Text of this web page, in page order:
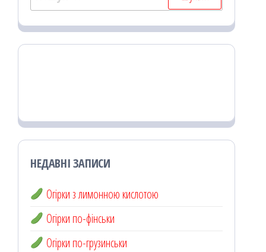
НЕДАВНІ ЗАПИСИ
Огірки з лимонною кислотою
Огірки по-фінськи
Огірки по-грузинськи